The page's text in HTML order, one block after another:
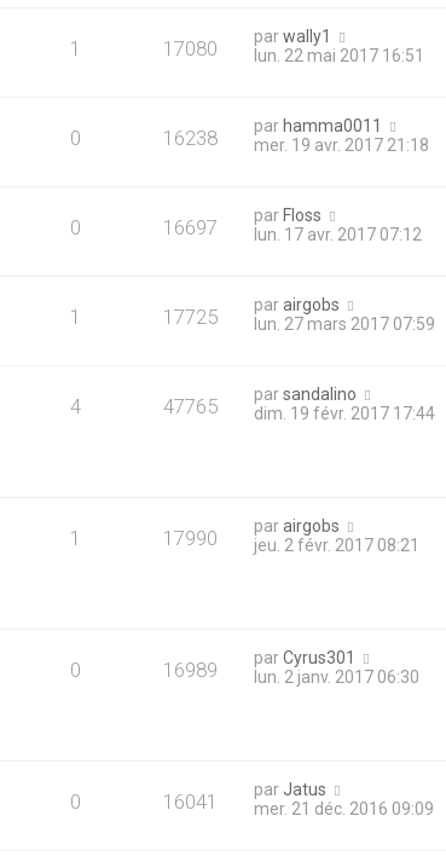
1 17080 parwally1
lun. 22 mai 2017 16:51
0 16238 par hamma0011
mer. 19 avr. 2017 21:18
0 16697 par Floss
lun. 17 avr. 2017 07:12
1 17725 parairgobs
lun. 27 mars 2017 07:59
4 47765 parsandalino
dim. 19 févr. 2017 17:44
1 17990 parairgobs
jeu. 2 févr. 2017 08:21
0 16989 parCyrus301
lun. 2 janv. 2017 06:30
0 16041 par Jatus
mer. 21 déc. 2016 09:09